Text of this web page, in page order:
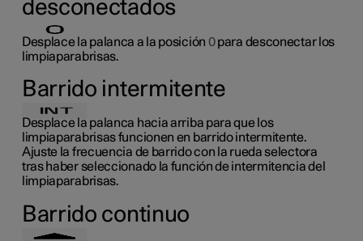
desconectados
Desplace la palanca a la posición 0para desconectar los
limpiaparabrisas.
Barrido intermitente
Desplace la palanca hacia arriba para que los
limpiaparabrisas funcionen en barrido intermitente.
Ajuste la frecuencia de barrido con la rueda selectora
tras haber seleccionado la función de intermitencia del
limpiaparabrisas.
Barrido continuo